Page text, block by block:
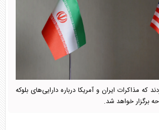
که مذاکرات ایران و آمریکا درباره دارایی‌های بلوکه
برگزار خواهد شد.